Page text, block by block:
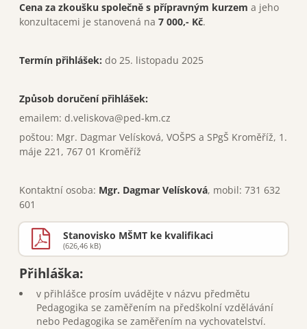
VYŠŠÍ ODBORNÁ ŠKOLA
DALŠÍ VZDĚLÁVÁNÍ
Kontakty
Cena za zkoušku společně s přípravným kurzem a jeho
konzultacemi je stanovená na 7 000,- Kč.
Termín přihlášek: do 25. listopadu 2025
Způsob doručení přihlášek:
emailem: d.veliskova@ped-km.cz
poštou: Mgr. Dagmar Velísková, VOŠPS a SPgŠ Kroměříž, 1.
máje 221, 767 01 Kroměříž
Kontaktní osoba: Mgr. Dagmar Velísková, mobil: 731 632
601
Stanovisko MŠMT ke kvalifikaci
(626,46 kB)
Přihláška:
v přihlášce prosím uvádějte v názvu předmětu
Pedagogika se zaměřením na předškolní vzdělávání
nebo Pedagogika se zaměřením na vychovatelství.